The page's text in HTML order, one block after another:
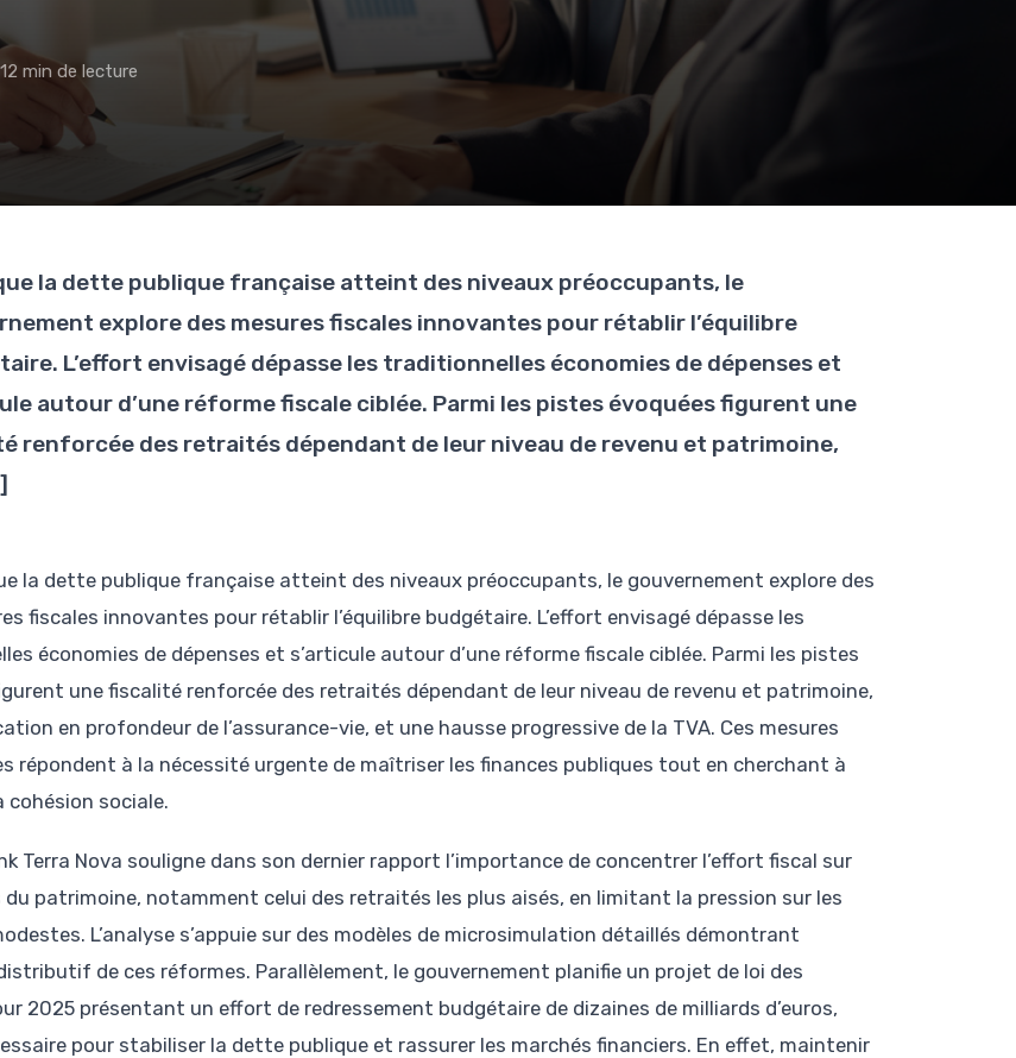
12 min de lecture
la dette publique française atteint des niveaux préoccupants, le
explore des mesures fiscales innovantes pour rétablir l’équilibre
L’effort envisagé dépasse les traditionnelles économies de dépenses et
autour d’une réforme fiscale ciblée. Parmi les pistes évoquées figurent une
renforcée des retraités dépendant de leur niveau de revenu et patrimoine,
la dette publique française atteint des niveaux préoccupants, le gouvernement explore des
fiscales innovantes pour rétablir l’équilibre budgétaire. L’effort envisagé dépasse les
économies de dépenses et s’articule autour d’une réforme fiscale ciblée. Parmi les pistes
une fiscalité renforcée des retraités dépendant de leur niveau de revenu et patrimoine,
en profondeur de l’assurance-vie, et une hausse progressive de la TVA. Ces mesures
répondent à la nécessité urgente de maîtriser les finances publiques tout en cherchant à
cohésion sociale.
Terra Nova souligne dans son dernier rapport l’importance de concentrer l’effort fiscal sur
du patrimoine, notamment celui des retraités les plus aisés, en limitant la pression sur les
L’analyse s’appuie sur des modèles de microsimulation détaillés démontrant
de ces réformes. Parallèlement, le gouvernement planifie un projet de loi des
2025 présentant un effort de redressement budgétaire de dizaines de milliards d’euros,
pour stabiliser la dette publique et rassurer les marchés financiers. En effet, maintenir